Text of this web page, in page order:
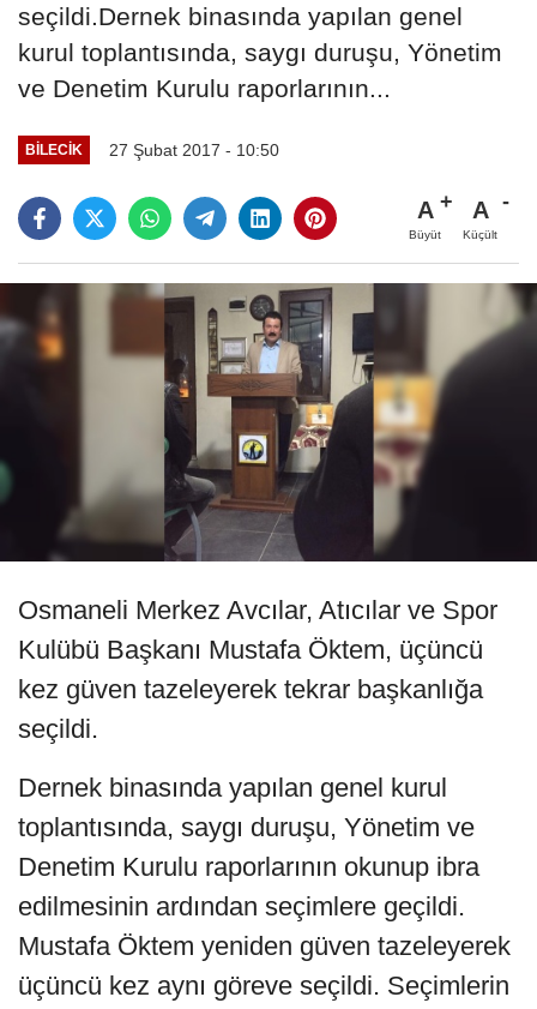
seçildi.Dernek binasında yapılan genel
kurul toplantısında, saygı duruşu, Yönetim
ve Denetim Kurulu raporlarının...
BILECIK 27 Şubat 2017 - 10:50
A
Büyüt
A
Küçült
Osmaneli Merkez Avcılar, Atıcılar ve Spor
Kulübü Başkanı Mustafa Öktem, üçüncü
kez güven tazeleyerek tekrar başkanlığa
seçildi.
Dernek binasında yapılan genel kurul
toplantısında, saygı duruşu, Yönetim ve
Denetim Kurulu raporlarının okunup ibra
edilmesinin ardından seçimlere geçildi.
Mustafa Öktem yeniden güven tazeleyerek
üçüncü kez aynı göreve seçildi. Seçimlerin